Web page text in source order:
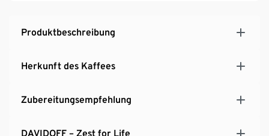
Produktbeschreibung
Herkunft des Kaffees
Zubereitungsempfehlung
DAVIDOFF – Zest for Life